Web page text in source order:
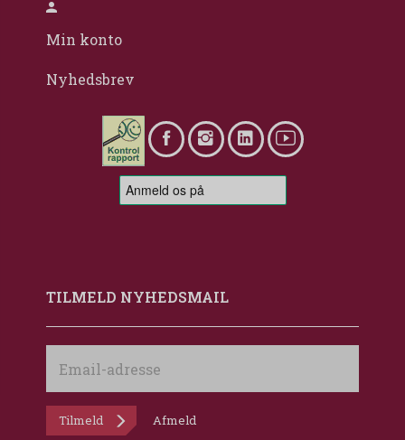
Min konto
Nyhedsbrev
TILMELD NYHEDSMAIL
adresse
Tilmeld Afmeld